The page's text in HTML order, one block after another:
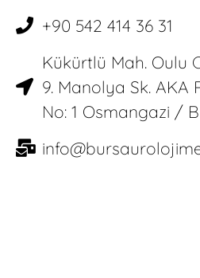
+90 542 414 36 31
Kükürtlü Mah. Oulu
9. Manolya Sk. AKA
No: 1 Osmangazi /